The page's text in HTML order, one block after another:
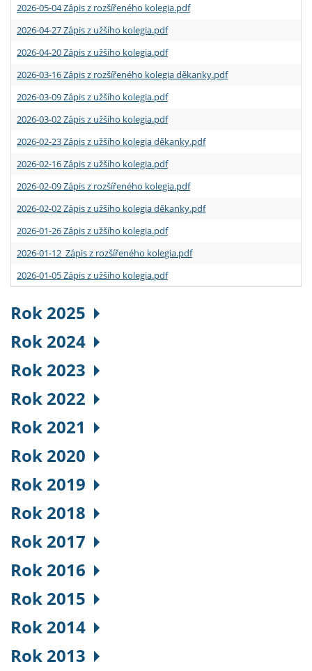
2026-05-04 Zápis z rozšířeného kolegia.pdf
2026-04-27 Zápis z užšího kolegia.pdf
2026-04-20 Zápis z užšího kolegia.pdf
2026-03-16 Zápis z rozšířeného kolegia děkanky.pdf
2026-03-09 Zápis z užšího kolegia.pdf
2026-03-02 Zápis z užšího kolegia.pdf
2026-02-23 Zápis z užšího kolegia děkanky.pdf
2026-02-16 Zápis z užšího kolegia.pdf
2026-02-09 Zápis z rozšířeného kolegia.pdf
2026-02-02 Zápis z užšího kolegia děkanky.pdf
2026-01-26 Zápis z užšího kolegia.pdf
2026-01-12 Zápis z rozšířeného kolegia.pdf
2026-01-05 Zápis z užšího kolegia.pdf
Rok 2025
Rok 2024
Rok 2023
Rok 2022
Rok 2021
Rok 2020
Rok 2019
Rok 2018
Rok 2017
Rok 2016
Rok 2015
Rok 2014
Rok 2013